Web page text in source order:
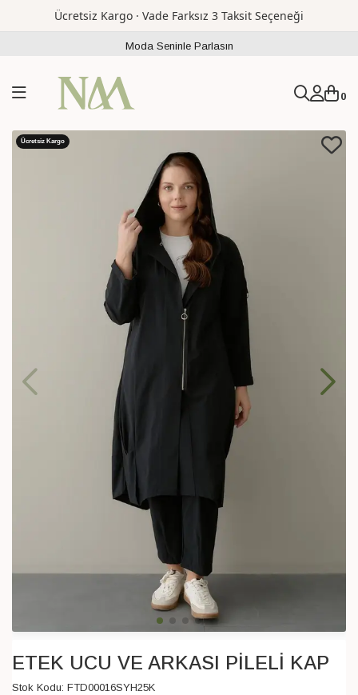
Ücretsiz Kargo · Vade Farksız 3 Taksit Seçeneği
Moda Seninle Parlasın
0
Ücretsiz Kargo
ETEK UCU VE ARKASI PİLELİ KAP
Stok Kodu: FTD00016SYH25K